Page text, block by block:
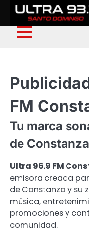
FM
Tu marca
de Constanza
Ultra 96.9 FM
emisora creada
de Constanza y su
música,
promociones y
comunidad.